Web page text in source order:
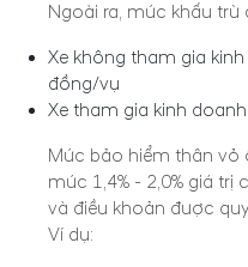
Ngoài ra, mức khấu trừ
Xe không tham gia
đồng/vụ
Xe tham gia kinh
Mức bảo hiểm thân
mức 1,4% - 2,0% giá trị
và điều khoản được
Ví dụ: